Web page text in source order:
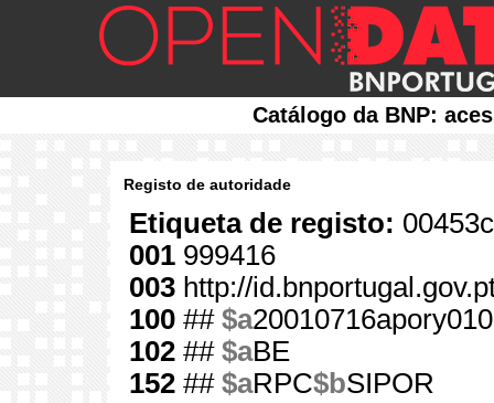
Catálogo da BNP:
Registo de autoridade
Etiqueta de registo:
001 999416
003 http://
100 ## $a
102 ## $aBE
152 ## $aRPC$bSIPOR